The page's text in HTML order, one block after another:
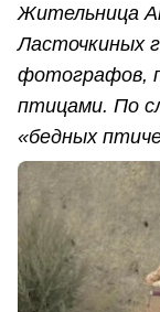
Жительница
Ласточкиных
фотографов,
птицами. По
«бедных